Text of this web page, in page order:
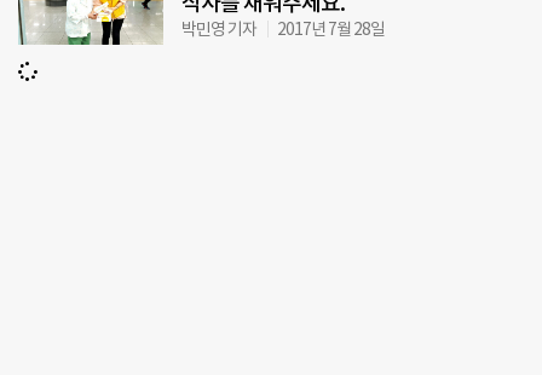
박민영 기자 2017년 7월 28일